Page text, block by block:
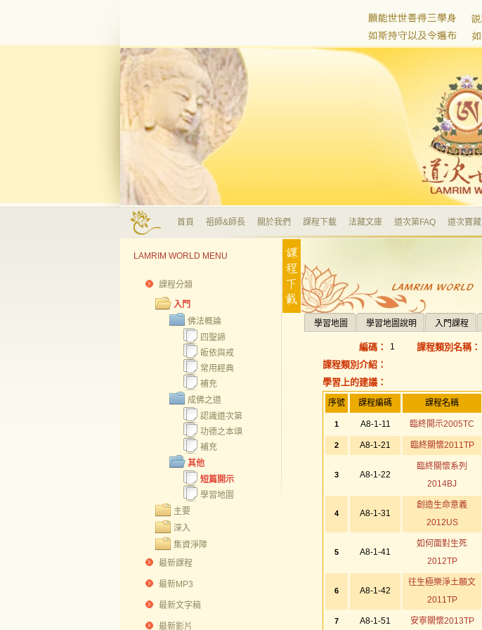
首頁 祖師&師長 關於我們 課程下載 法藏文庫 道次第FAQ 道次寶藏
LAMRIM WORLD MENU
課程分類
入門
佛法概論
四聖諦
皈依與戒
常用經典
補充
成佛之道
認識道次第
功德之本頌
補充
其他
短篇開示
學習地圖
主要
深入
集資淨障
最新課程
最新MP3
最新文字稿
最新影片
學習地圖 學習地圖說明 入門課程
編碼： 1 課程類別名稱：
課程類別介紹：
學習上的建議：
序號 課程編碼 課程名稱
1 A8-1-11 臨終開示2005TC
2 A8-1-21 臨終關懷2011TP
3 A8-1-22
臨終關懷系列
2014BJ
4 A8-1-31
創造生命意義
2012US
5 A8-1-41
如何面對生死
2012TP
6 A8-1-42
往生極樂淨土願文
2011TP
7 A8-1-51 安寧關懷2013TP